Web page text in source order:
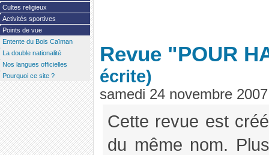
Revue "POUR
écrite)
samedi 24 novembre 2007
Cette revue est
du même nom.
Cultes religieux
Activités sportives
Points de vue
Entente du Bois Caïman
La double nationalité
Nos langues officielles
Pourquoi ce site ?